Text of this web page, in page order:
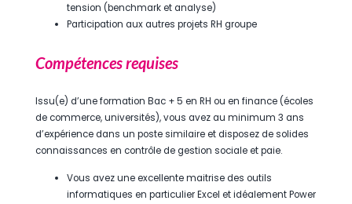
tension (benchmark et analyse)
Participation aux autres projets RH groupe
Compétences requises
Issu(e) d’une formation Bac + 5 en RH ou en finance (écoles
de commerce, universités), vous avez au minimum 3 ans
d’expérience dans un poste similaire et disposez de solides
connaissances en contrôle de gestion sociale et paie.
Vous avez une excellente maitrise des outils
informatiques en particulier Excel et idéalement Power